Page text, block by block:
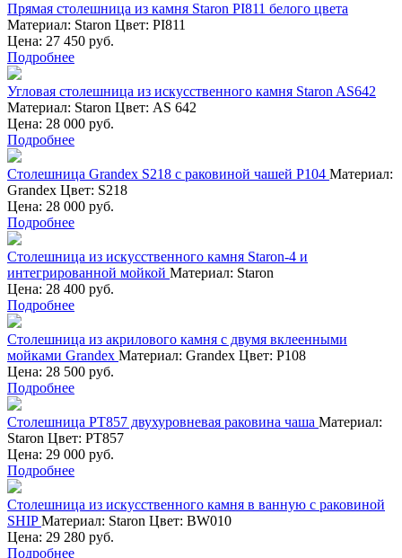
Прямая столешница из камня Staron PI811 белого цвета
Материал: Staron Цвет: PI811
Цена: 27 450 руб.
Подробнее
Угловая столешница из искусственного камня Staron AS642
Материал: Staron Цвет: AS 642
Цена: 28 000 руб.
Подробнее
Столешница Grandex S218 с раковиной чашей P104 Материал:
Grandex Цвет: S218
Цена: 28 000 руб.
Подробнее
Столешница из искусственного камня Staron-4 и
интегрированной мойкой Материал: Staron
Цена: 28 400 руб.
Подробнее
Столешница из акрилового камня с двумя вклеенными
мойками Grandex Материал: Grandex Цвет: P108
Цена: 28 500 руб.
Подробнее
Столешница PT857 двухуровневая раковина чаша Материал:
Staron Цвет: PT857
Цена: 29 000 руб.
Подробнее
Столешница из искусственного камня в ванную с раковиной
SHIPМатериал: Staron Цвет: BW010
Цена: 29 280 руб.
Подробнее